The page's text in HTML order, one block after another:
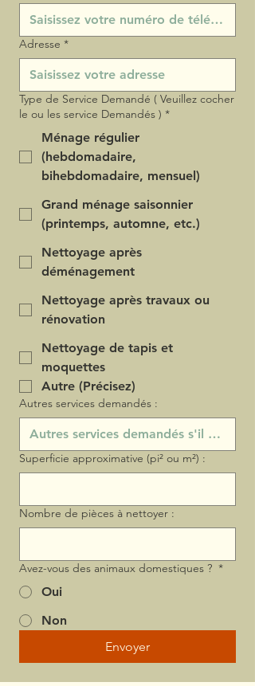
Adresse *
Type de Service Demandé ( Veuillez cocher
le ou les service Demandés ) *
Ménage régulier
(hebdomadaire,
bihebdomadaire, mensuel)
Grand ménage saisonnier
(printemps, automne, etc.)
Nettoyage après
déménagement
Nettoyage après travaux ou
rénovation
Nettoyage de tapis et
moquettes
Autre (Précisez)
Autres services demandés :
Superficie approximative (pi² ou m²) :
Nombre de pièces à nettoyer :
Avez-vous des animaux domestiques ? *
Oui
Non
Envoyer